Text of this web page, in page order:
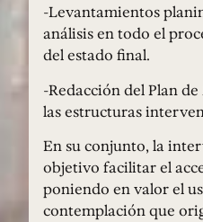
-Levantamientos
análisis en todo el
del estado final.
-Redacción del Plan
las estructuras
En su conjunto, la
objetivo facilitar el
poniendo en valor el
contemplación que